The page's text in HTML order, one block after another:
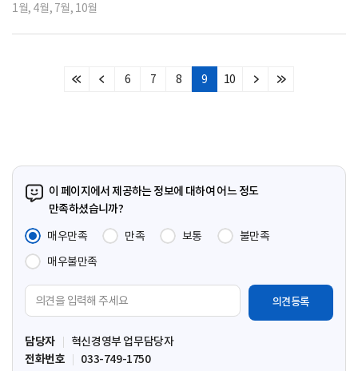
1월, 4월, 7월, 10월
처
이
6 7 8 9 10
다
마
이 페이지에서 제공하는 정보에 대하여 어느 정도
만족하셨습니까?
매우만족
만족 보통
불만족
매우불만족
견
입
력
담당자
혁신경영부 업무담당자
전화번호
033-749-1750